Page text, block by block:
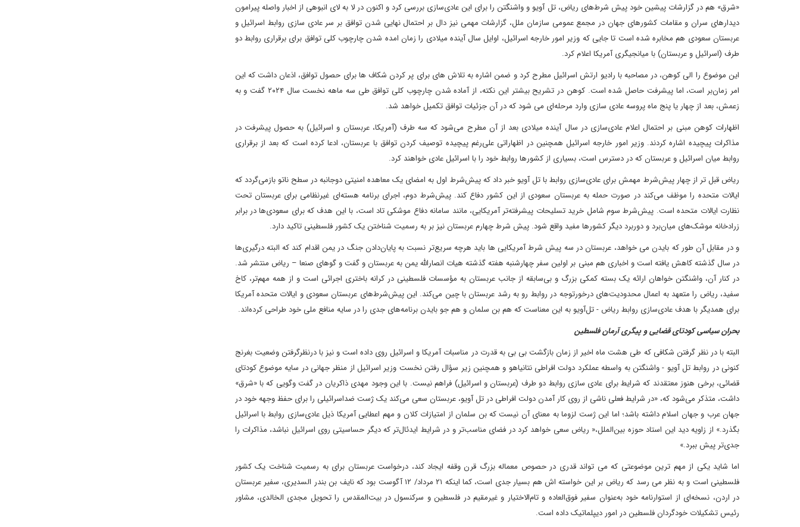
«شرق» هم در گزارشات پیشین خود پیش شرط‌های ریاض، تل آویو و واشنگتن را برای این عادی‌سازی بررسی کرد و اکنون در لا به لای انبوهی از اخبار واصله پیرامون
دیدارهای سران و مقامات کشورهای جهان در مجمع عمومی سازمان ملل، گزارشات مهمی نیز دال بر احتمال نهایی شدن توافق بر سر عادی سازی روابط اسرائیل و
عربستان سعودی هم مخابره شده است تا جایی که وزیر امور خارجه اسرائیل، اوایل سال آینده میلادی را زمان امده شدن چارچوب کلی توافق برای برقراری روابط دو
طرف (اسرائیل و عربستان) با میانجیگری آمریکا اعلام کرد.
این موضوع را الی کوهن، در مصاحبه با رادیو ارتش اسرائیل مطرح کرد و ضمن اشاره به تلاش های برای پر کردن شکاف ها برای حصول توافق، اذعان داشت که این
امر زمان‌بر است، اما پیشرفت حاصل شده است. کوهن در تشریح بیشتر این نکته، از آماده شدن چارچوب کلی توافق طی سه ماهه نخست سال ۲۰۲۴ گفت و به
زعمش، بعد از چهار یا پنج ماه پروسه عادی سازی وارد مرحله‌ای می شود که در آن جزئیات توافق تکمیل خواهد شد.
اظهارات کوهن مبنی بر احتمال اعلام عادی‌سازی در سال آینده میلادی بعد از آن مطرح می‌شود که سه طرف (آمریکا، عربستان و اسرائیل) به حصول پیشرفت در
مذاکرات پیچیده اشاره کردند. وزیر امور خارجه اسرائیل همچنین در اظهاراتی علی‌رغم پیچیده توصیف کردن توافق با عربستان، ادعا کرده است که بعد از برقراری
روابط میان اسرائیل و عربستان که در دسترس است، بسیاری از کشورها روابط خود را با اسرائیل عادی خواهند کرد.
ریاض قبل تر از چهار پیش‌شرط مهمش برای عادی‌سازی روابط با تل آویو خبر داد که پیش‌شرط اول به امضای یک معاهده امنیتی دوجانبه در سطح ناتو باز‌می‌گردد که
ایالات متحده را موظف می‌کند در صورت حمله به عربستان سعودی از این کشور دفاع کند. پیش‌شرط دوم، اجرای برنامه هسته‌ای غیرنظامی برای عربستان تحت
نظارت ایالات متحده است. پیش‌شرط سوم شامل خرید تسلیحات پیشرفته‌تر آمریکایی، مانند سامانه دفاع موشکی تاد است، با این هدف که برای سعودی‌ها در برابر
زرادخانه موشک‌های میان‌برد و دوربرد دیگر کشورها مفید واقع شود. پیش شرط چهارم عربستان نیز بر به رسمیت شناختن یک کشور فلسطینی تاکید دارد.
و در مقابل آن طور که بایدن می خواهد، عربستان در سه پیش شرط آمریکایی ها باید هرچه سریع‌تر نسبت به پایان‌دادن جنگ در یمن اقدام کند که البته درگیری‌ها
در سال گذشته کاهش یافته است و اخباری هم مبنی بر اولین سفر چهارشنبه هفته گذشته هیات انصارالله یمن به عربستان و گفت و گوهای صنعا – ریاض منتشر شد.
در کنار آن، واشنگتن خواهان ارائه یک بسته کمکی بزرگ و بی‌سابقه از جانب عربستان به مؤسسات فلسطینی در کرانه باختری اجرائی است و از همه مهم‌تر، کاخ
سفید، ریاض را متعهد به اعمال محدودیت‌های درخور‌توجه در روابط رو به رشد عربستان با چین می‌کند. این پیش‌شرط‌های عربستان سعودی و ایالات متحده آمریکا
برای همدیگر با هدف عادی‌سازی روابط ریاض - تل‌آویو به این معناست که هم بن سلمان و هم جو بایدن برنامه‌های جدی را در سایه منافع ملی خود طراحی کرده‌اند.
بحران سیاسی کودتای قضایی و پیگری آرمان فلسطین
البته با در نظر گرفتن شکافی که طی هشت ماه اخیر از زمان بازگشت بی بی به قدرت در مناسبات آمریکا و اسرائیل روی داده است و نیز با درنظرگرفتن وضعیت بغرنج
کنونی در روابط تل آویو - واشنگتن به واسطه عملکرد دولت افراطی نتانیاهو و همچنین زیر سؤال رفتن نخست وزیر اسرائیل از منظر جهانی در سایه موضوع کودتای
قضائی، برخی هنوز معتقدند که شرایط برای عادی سازی روابط دو طرف (عربستان و اسرائیل) فراهم نیست. با این وجود مهدی ذاکریان در گفت وگویی که با «شرق»
داشت، متذکر می‌شود که، «در شرایط فعلی ناشی از روی کار آمدن دولت افراطی در تل آویو، عربستان سعی می‌کند یک ژست ضداسرائیلی را برای حفظ وجهه خود در
جهان عرب و جهان اسلام داشته باشد؛ اما این ژست لزوما به معنای آن نیست که بن سلمان از امتیازات کلان و مهم اعطایی آمریکا ذیل عادی‌سازی روابط با اسرائیل
بگذرد.» از زاویه دید این استاد حوزه بین‌الملل،« ریاض سعی خواهد کرد در فضای مناسب‌تر و در شرایط ایدئال‌تر که دیگر حساسیتی روی اسرائیل نباشد، مذاکرات را
جدی‌تر پیش ببرد.»
اما شاید یکی از مهم ترین موضوعتی که می تواند قدری در حصوص معماله بزرگ قرن وقفه ایجاد کند، درخواست عربستان برای به رسمیت شناخت یک کشور
فلسطینی است و به نظر می رسد که ریاض بر این خواسته اش هم بسیار جدی است، کما اینکه ۲۱ مرداد/ ۱۲ آگوست بود که نایف بن بندر السدیری، سفیر عربستان
در اردن، نسخه‌ای از استوارنامه خود به‌عنوان سفیر فوق‌العاده و تام‌الاختیار و غیرمقیم در فلسطین و سرکنسول در بیت‌المقدس را تحویل مجدی الخالدی، مشاور
رئیس تشکیلات خودگردان فلسطین در امور دیپلماتیک داده است.